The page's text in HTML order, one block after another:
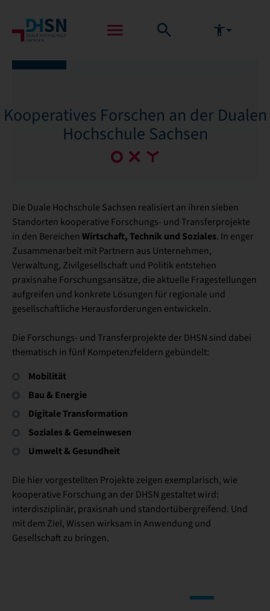
Kooperatives Forschen an der Dualen
Hochschule Sachsen
Die Duale Hochschule Sachsen realisiert an ihren sieben
Standorten kooperative Forschungs- und Transferprojekte
in den Bereichen Wirtschaft, Technik und Soziales. In enger
Zusammenarbeit mit Partnern aus Unternehmen,
Verwaltung, Zivilgesellschaft und Politik entstehen
praxisnahe Forschungsansätze, die aktuelle Fragestellungen
aufgreifen und konkrete Lösungen für regionale und
gesellschaftliche Herausforderungen entwickeln.
Die Forschungs- und Transferprojekte der DHSN sind dabei
thematisch in fünf Kompetenzfeldern gebündelt:
Mobilität
Bau & Energie
Digitale Transformation
Soziales & Gemeinwesen
Umwelt & Gesundheit
Die hier vorgestellten Projekte zeigen exemplarisch, wie
kooperative Forschung an der DHSN gestaltet wird:
interdisziplinär, praxisnah und standortübergreifend. Und
mit dem Ziel, Wissen wirksam in Anwendung und
Gesellschaft zu bringen.